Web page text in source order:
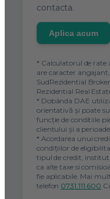
contacta.
Aplica acum
* Calculatorul de
are caracter
SudRezidential
Rezidential Real
* Dobânda DAE
orientativă și poate
funcție de conditiile
clientului și a
* Acordarea unui
condiţiilor de
tipul de credit,
ca alte taxe si
fie aplicabile. Mai
telefon 0731.111.600